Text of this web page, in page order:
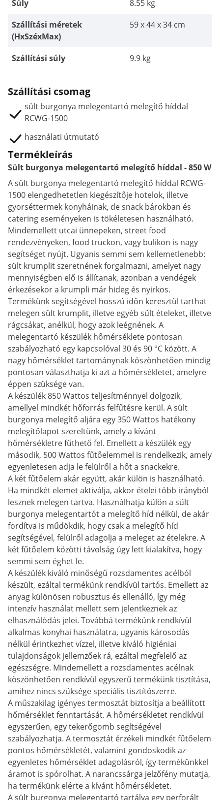
Súly
8.55 kg
Szállítási méretek
(HxSzéxMax)
59 x 44 x 34 cm
Szállítási súly 9.9 kg
Szállítási csomag
sült burgonya melegentartó melegítő híddal
RCWG-1500
használati útmutató
Termékleírás
Sült burgonya melegentartó melegítő híddal - 850 W
A sült burgonya melegentartó melegítő híddal RCWG-
1500 elengedhetetlen kiegészítője hotelok, illetve
gyorséttermek konyháinak, de snack bárokban és
catering eseményeken is tökéletesen használható.
Mindemellett utcai ünnepeken, street food
rendezvényeken, food truckon, vagy bulikon is nagy
segítséget nyújt. Ugyanis semmi sem kellemetlenebb:
sült krumplit szeretnének forgalmazni, amelyet nagy
mennyiségben elő is állítanak, azonban a vendégek
érkezésekor a krumpli már hideg és nyirkos.
Termékünk segítségével hosszú időn keresztül tarthat
melegen sült krumplit, illetve egyéb sült ételeket, illetve
rágcsákat, anélkül, hogy azok leégnének. A
melegentartó készülék hőmérséklete pontosan
szabályozható egy kapcsolóval 30 és 90 °C között. A
nagy hőmérséklet tartománynak köszönhetően mindig
pontosan választhatja ki azt a hőmérsékletet, amelyre
éppen szüksége van.
A készülék 850 Wattos teljesítménnyel dolgozik,
amellyel mindkét hőforrás felfűtésre kerül. A sült
burgonya melegítő aljára egy 350 Wattos hatékony
melegítőlapot szereltünk, amely a kívánt
hőmérsékletre fűthető fel. Emellett a készülék egy
második, 500 Wattos fűtőelemmel is rendelkezik, amely
egyenletesen adja le felülről a hőt a snackekre.
A két fűtőelem akár együtt, akár külön is használható.
Ha mindkét elemet aktiválja, akkor ételei több irányból
lesznek melegen tartva. Használhatja külön a sült
burgonya melegentartót a melegítő híd nélkül, de akár
fordítva is műdökdik, hogy csak a melegítő híd
segítségével, felülről adagolja a meleget az ételekre. A
két fűtőelem közötti távolság úgy lett kialakítva, hogy
semmi sem éghet le.
A készülék kiváló minőségű rozsdamentes acélból
készült, ezáltal termékünk rendkívül tartós. Emellett az
anyag különösen robusztus és ellenálló, így még
intenzív használat mellett sem jelentkeznek az
elhasználódás jelei. Továbbá termékünk rendkívül
alkalmas konyhai használatra, ugyanis károsodás
nélkül érintkezhet vízzel, illetve kiváló higiéniai
tulajdonságok jellemzőek rá, ezáltal megfelelő az
egészségre. Mindemellett a rozsdamentes acélnak
köszönhetően rendkívül egyszerű termékünk tisztítása,
amihez nincs szüksége speciális tisztítószerre.
A műszakilag igényes termosztát biztosítja a beállított
hőmérséklet fenntartását. A hőmérsékletet rendkívül
egyszerűen, egy tekerőgomb segítségével
szabályozhatja. A termosztát érzékeli mindkét fűtőelem
pontos hőmérsékletét, valamint gondoskodik az
egyenletes hőmérséklet adagolásról, így termékünkkel
áramot is spórolhat. A narancssárga jelzőfény mutatja,
ha termékünk elérte a kívánt hőmérsékletet.
A sült burgonya melegentartó tartálya egy perforált